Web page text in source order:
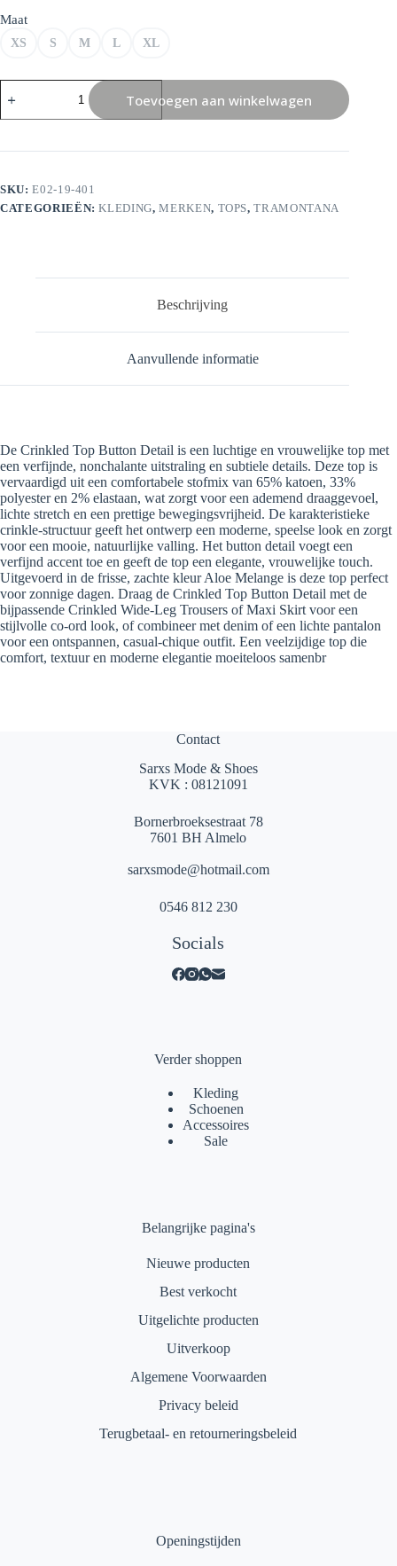
Maat
XS S M L XL
Crinkled
Top
Toevoegen aan winkelwagen
SKU:E02-19-401
CATEGORIEËN:KLEDING,MERKEN, TOPS,TRAMONTANA
Beschrijving
Aanvullende informatie
De Crinkled Top Button Detail is een luchtige en vrouwelijke top met
een verfijnde, nonchalante uitstraling en subtiele details. Deze top is
vervaardigd uit een comfortabele stofmix van 65% katoen, 33%
polyester en 2% elastaan, wat zorgt voor een ademend draaggevoel,
lichte stretch en een prettige bewegingsvrijheid. De karakteristieke
crinkle-structuur geeft het ontwerp een moderne, speelse look en zorgt
voor een mooie, natuurlijke valling. Het button detail voegt een
verfijnd accent toe en geeft de top een elegante, vrouwelijke touch.
Uitgevoerd in de frisse, zachte kleur Aloe Melange is deze top perfect
voor zonnige dagen. Draag de Crinkled Top Button Detail met de
bijpassende Crinkled Wide-Leg Trousers of Maxi Skirt voor een
stijlvolle co-ord look, of combineer met denim of een lichte pantalon
voor een ontspannen, casual-chique outfit. Een veelzijdige top die
comfort, textuur en moderne elegantie moeiteloos samenbr
Contact
Sarxs Mode & Shoes
KVK : 08121091
Bornerbroeksestraat 78
7601 BH Almelo
sarxsmode@hotmail.com
0546 812 230
Socials
Verder shoppen
Kleding
Schoenen
Accessoires
Sale
Belangrijke pagina's
Nieuwe producten
Best verkocht
Uitgelichte producten
Uitverkoop
Algemene Voorwaarden
Privacy beleid
Terugbetaal- en retourneringsbeleid
Openingstijden